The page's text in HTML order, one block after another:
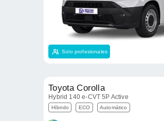
Solo profesionales
Toyota Corolla
Hybrid 140 e-CVT 5P Active
Híbrido ECO Automático